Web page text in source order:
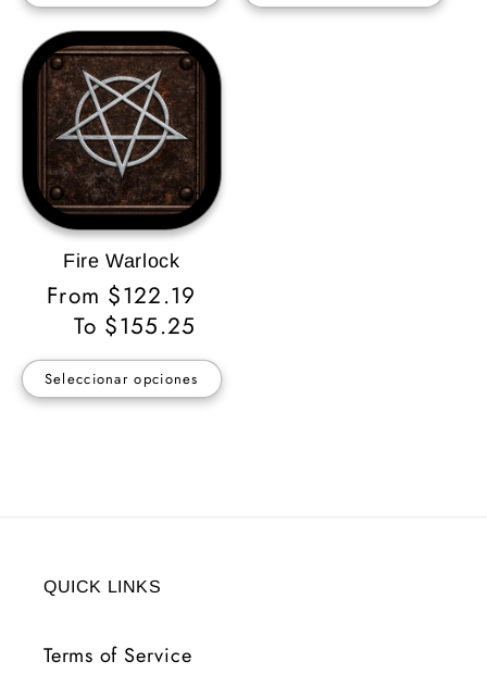
Fire Warlock
Precio
habitual
From $122.19
To $155.25
Seleccionar opciones
QUICK LINKS
Terms of Service